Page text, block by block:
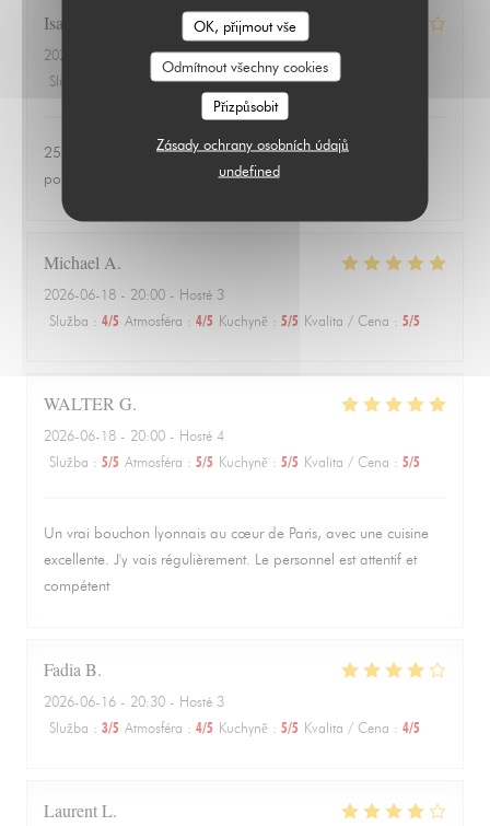
OK, přijmout vše
Odmítnout všechny cookies
Přizpůsobit
Zásady ochrany osobních údajů
undefined
Isabelle
2026-06-24
- 20:00 - Hosté 3
Služba
Atmosféra: 1/5 Kuchyně: 1/5 Kvalita / Cena
25 euros une salade de tomates avec 3 petits morceaux de
poulet 😱
Michael A
2026-06-18 - 20:00 - Hosté 3
Služba : 4/5 Atmosféra : 4/5 Kuchyně : 5/5 Kvalita / Cena : 5/5
WALTER G
2026-06-18 - 20:00 - Hosté 4
Služba : 5/5 Atmosféra : 5/5 Kuchyně : 5/5 Kvalita / Cena : 5/5
Un vrai bouchon lyonnais au cœur de Paris, avec une cuisine
excellente. J'y vais régulièrement. Le personnel est attentif et
compétent
Fadia B
2026-06-16 - 20:30 - Hosté 3
Služba : 3/5 Atmosféra : 4/5 Kuchyně : 5/5 Kvalita / Cena : 4/5
LaurentL